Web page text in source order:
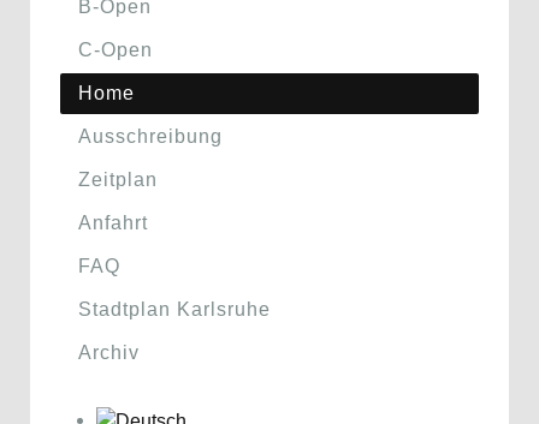
B-Open
C-Open
Home
Ausschreibung
Zeitplan
Anfahrt
FAQ
Stadtplan Karlsruhe
Archiv